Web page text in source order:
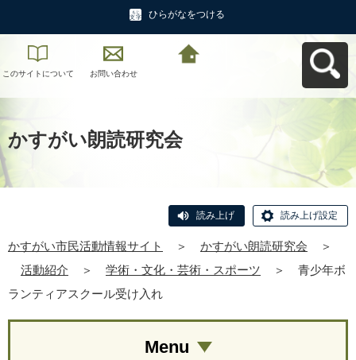
ひらがなをつける
このサイトについて お問い合わせ
かすがい朗読研究会
読み上げ 読み上げ設定
かすがい市民活動情報サイト ＞ かすがい朗読研究会
＞
活動紹介
＞ 学術・文化・芸術・スポーツ ＞
青少年ボ
ランティアスクール受け入れ
Menu